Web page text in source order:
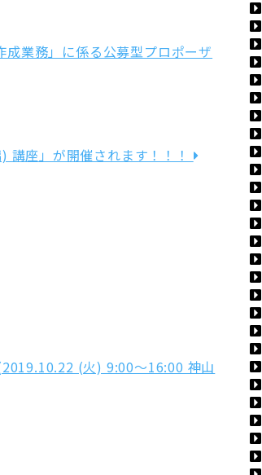
成業務」に係る公募型プロポーザ
講座」が開催されます！！！
(火) 9:00～16:00 神山